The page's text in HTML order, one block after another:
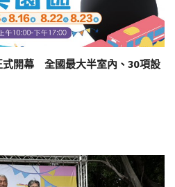
開幕 全國最大半室內、30項設